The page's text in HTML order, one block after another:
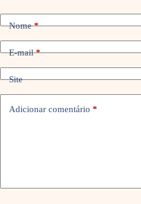
Nome*
E-mail*
Site
Adicionar comentário *